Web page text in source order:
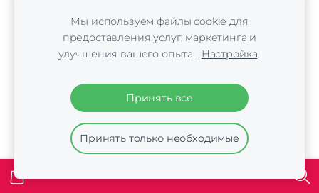
Мы используем файлы cookie для
предоставления услуг, маркетинга и
улучшения вашего опыта.
Настройка
Принять все
Принять только необходимые